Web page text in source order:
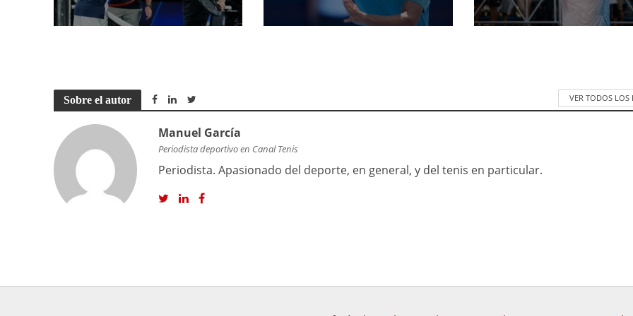
Sobre el autor VER TODOS LOS
Manuel García
Periodista deportivo en Canal Tenis
Periodista. Apasionado del deporte, en general, y del tenis en particular.